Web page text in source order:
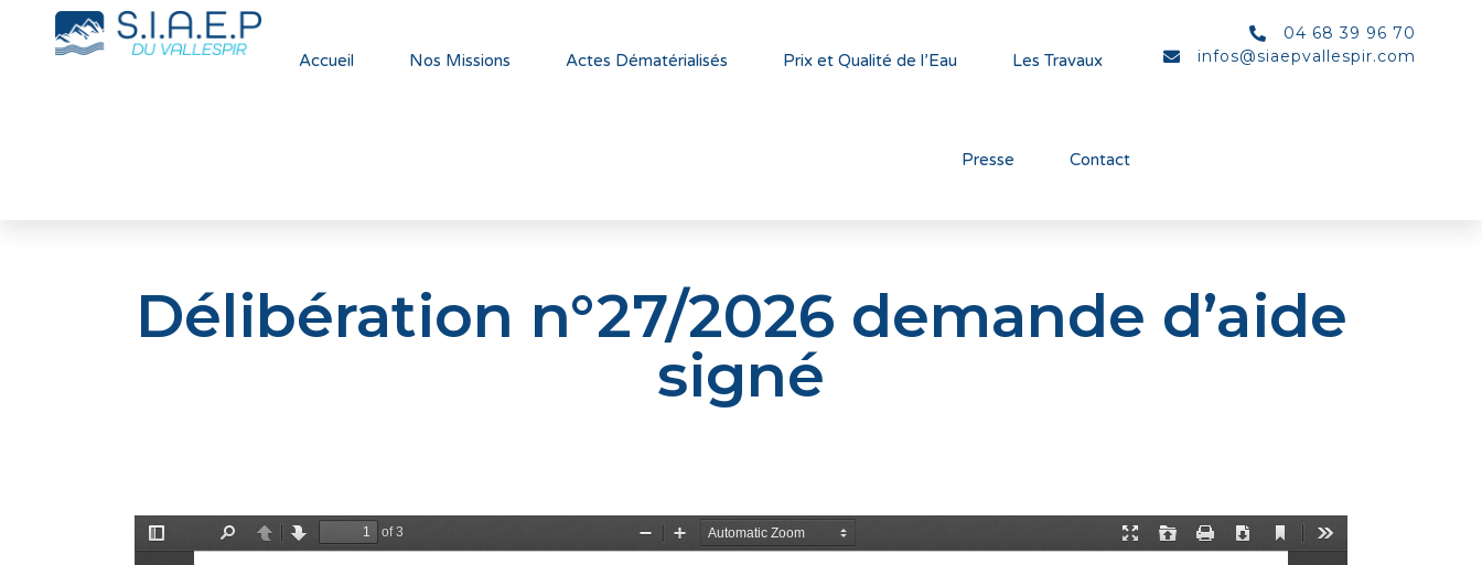
Accueil Nos Missions Actes Dématérialisés Prix et Qualité de l’Eau Les Travaux
Presse Contact
04 68 39 96 70
infos@siaepvallespir.com
Délibération n°27/2026 demande d’aide
signé